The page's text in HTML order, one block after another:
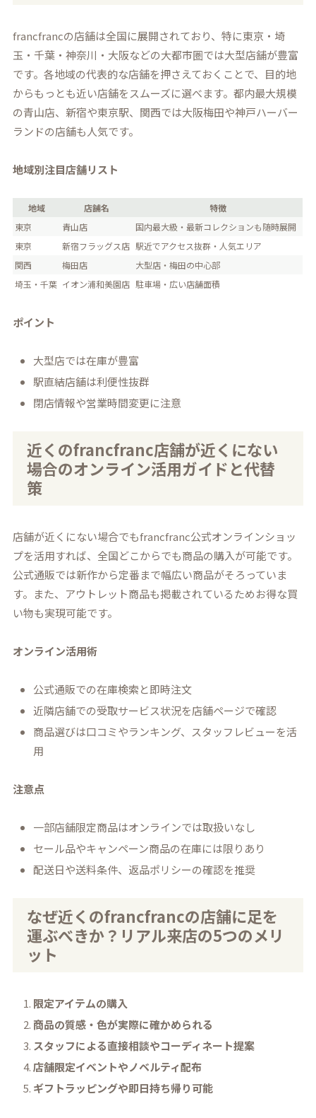
francfrancの店舗は全国に展開されており、特に東京・埼
玉・千葉・神奈川・大阪などの大都市圏では大型店舗が豊富
です。各地域の代表的な店舗を押さえておくことで、目的地
からもっとも近い店舗をスムーズに選べます。都内最大規模
の青山店、新宿や東京駅、関西では大阪梅田や神戸ハーバー
ランドの店舗も人気です。
地域別注目店舗リスト
地域 店舗名
特徴
東京
青山店
国内最大級・最新コレクションも随時展開
東京
新宿フラッグス店 駅近でアクセス抜群・人気エリア
関西
梅田店
大型店・梅田の中心部
埼玉・千葉 イオン浦和美園店 駐車場・広い店舗面積
ポイント
大型店では在庫が豊富
駅直結店舗は利便性抜群
閉店情報や営業時間変更に注意
近くのfrancfranc店舗が近くにない
場合のオンライン活用ガイドと代替
策
店舗が近くにない場合でもfrancfranc公式オンラインショッ
プを活用すれば、全国どこからでも商品の購入が可能です。
公式通販では新作から定番まで幅広い商品がそろっていま
す。また、アウトレット商品も掲載されているためお得な買
い物も実現可能です。
オンライン活用術
公式通販での在庫検索と即時注文
近隣店舗での受取サービス状況を店舗ページで確認
商品選びは口コミやランキング、スタッフレビューを活
用
注意点
一部店舗限定商品はオンラインでは取扱いなし
セール品やキャンペーン商品の在庫には限りあり
配送日や送料条件、返品ポリシーの確認を推奨
なぜ近くのfrancfrancの店舗に足を
運ぶべきか？リアル来店の5つのメリ
ット
限定アイテムの購入
商品の質感・色が実際に確かめられる
スタッフによる直接相談やコーディネート提案
店舗限定イベントやノベルティ配布
ギフトラッピングや即日持ち帰り可能